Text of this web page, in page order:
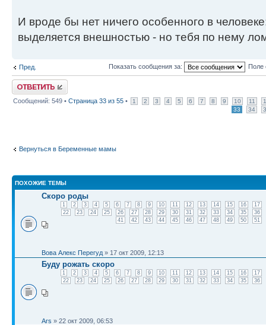
И вроде бы нет ничего особенного в
выделяется внешностью - но тебя по нему
Пред. Показать сообщения за: Поле
Ответить
Сообщений: 549 • Страница 33 из 55 • 1 2 3 4 5 6 7 8 9 10 11
33
34
Вернуться в Беременные мамы
ПОХОЖИЕ ТЕМЫ
Скоро роды
1 2 3 4 5 6 7 8 9 10 11 12 13 14 15 16
17
22
23 24 25 26 27 28 29 30 31 32 33 34 35
36
41
42 43 44 45 46 47 48 49 50 51
Вова Алекс Перегуд » 17 окт 2009, 12:13
Буду рожать скоро
1 2 3 4 5 6 7 8 9 10 11 12 13 14 15 16
17
22
23 24 25 26 27 28 29 30 31 32 33 34 35 36
Ars » 22 окт 2009, 06:53